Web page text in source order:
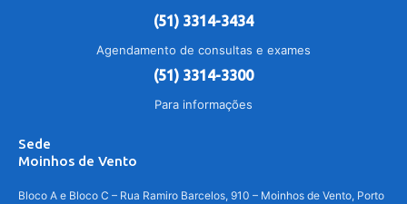
(51) 3314-3434
Agendamento de consultas e exames
(51) 3314-3300
Para informações
Sede
Moinhos de Vento
Bloco A e Bloco C – Rua Ramiro Barcelos, 910 – Moinhos de Vento, Porto